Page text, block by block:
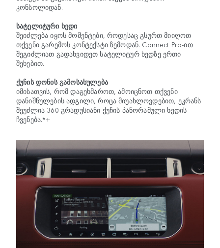
კონსოლიდან.
სატელიტური ხედი
შეიძლება იყოს მომენტები, როდესაც გსურთ მიიღოთ
თქვენი გარემოს კონტექსტი ზემოდან. Connect Pro-ით
შეგიძლიათ გადახვიდეთ სატელიტურ ხედზე ერთი
შეხებით.
ქუჩის დონის გამოსახულება
იმისათვის, რომ დაგეხმაროთ, ამოიცნოთ თქვენი
დანიშნულების ადგილი, როცა მიუახლოვდებით, ეკრანს
შეუძლია 360 გრადუსიანი ქუჩის პანორამული ხედის
ჩვენება.*+